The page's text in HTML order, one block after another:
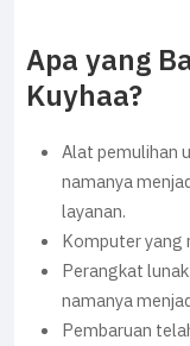
Apa yang
Kuyhaa?
Alat pemulihan
namanya
layanan.
Komputer yang
Perangkat
namanya
Pembaruan